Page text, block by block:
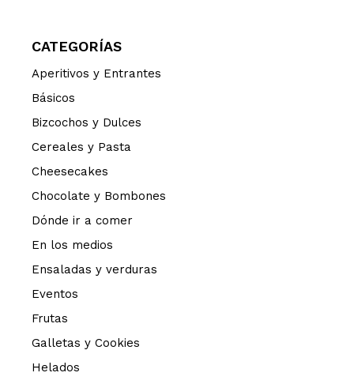
CATEGORÍAS
Aperitivos y Entrantes
Básicos
Bizcochos y Dulces
Cereales y Pasta
Cheesecakes
Chocolate y Bombones
Dónde ir a comer
En los medios
Ensaladas y verduras
Eventos
Frutas
Galletas y Cookies
Helados